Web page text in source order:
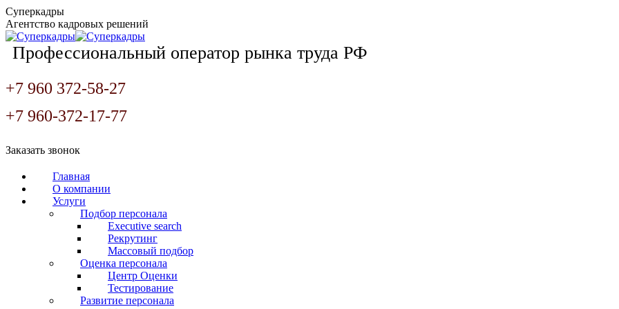
Перейти
к
содержанию
Суперкадры
Агентство кадровых решений
Профессиональный оператор рынка труда РФ
+7 960 372-58-27
+7 960-372-17-77
Страница
открывается
Страница
открывается
Страница
открывается
Заказать звонок
Главная
О компании
Услуги
Подбор персонала
Executive search
Рекрутинг
Массовый подбор
Оценка персонала
Центр Оценки
Тестирование
Развитие персонала